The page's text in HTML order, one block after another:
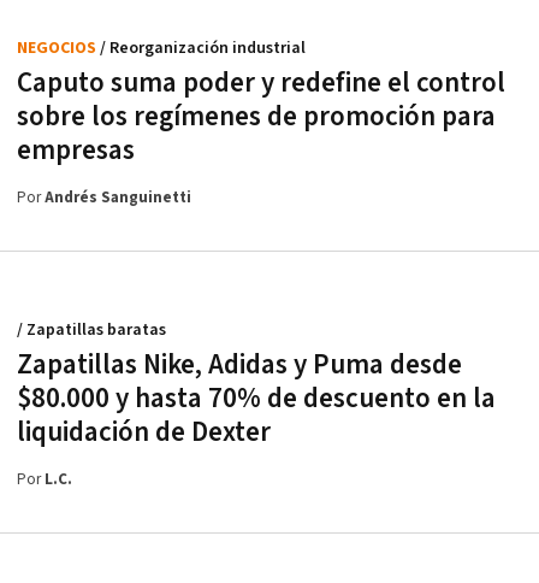
Caputo suma poder y redefine el control
sobre los regímenes de promoción para
empresas
NEGOCIOS / Reorganización industrial
PorAndrés Sanguinetti
Zapatillas Nike, Adidas y Puma desde
$80.000 y hasta 70% de descuento en la
liquidación de Dexter
/ Zapatillas baratas
PorL.C.